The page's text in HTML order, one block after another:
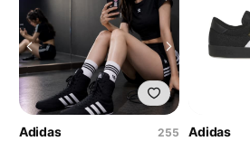
Adidas
255
Adidas